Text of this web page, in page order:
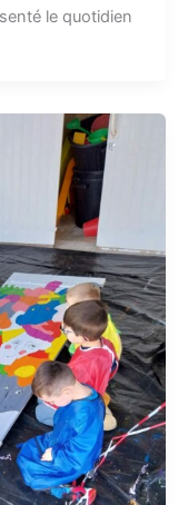
le quotidien